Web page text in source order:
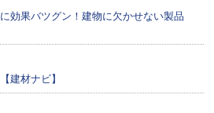
効果バツグン！建物に欠かせない製品
建材ナビ】